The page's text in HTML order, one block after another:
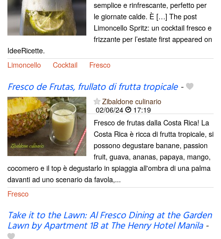
semplice e rinfrescante, perfetto per
le giornate calde. È […] The post
Limoncello Spritz: un cocktail fresco e
frizzante per l’estate first appeared on
IdeeRicette.
Limoncello
Cocktail Fresco
Fresco de Frutas, frullato di frutta tropicale-
Zibaldone culinario
02/06/24
17:19
Fresco de frutas dalla Costa Rica! La
Costa Rica è ricca di frutta tropicale, si
possono degustare banane, passion
fruit, guava, ananas, papaya, mango,
cocomero e il top è degustarlo in spiaggia all'ombra di una palma
davanti ad uno scenario da favola,...
Fresco
Take it to the Lawn: Al Fresco Dining at the Garden
Lawn by Apartment 1B at The Henry Hotel Manila-